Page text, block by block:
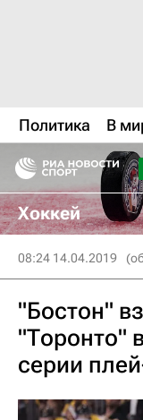
Политика В
Хоккей
08:24 14.04.2019
"Бостон"
"Торонто"
серии